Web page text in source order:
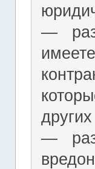
―
―